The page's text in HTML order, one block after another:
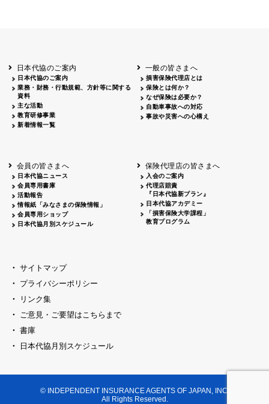
日本代協のご案内
日本代協のご案内
業務・財務・行動規範、方針等に関する
資料
主な活動
教育研修事業
新着情報一覧
一般の皆さまへ
損害保険代理店とは
保険とは何か？
なぜ保険は必要か？
自動車事故への対応
事故や災害への心構え
会員の皆さまへ
日本代協ニュース
会員専用書庫
活動報告
情報紙「みなさまの保険情報」
会員専用ショップ
日本代協月別スケジュール
保険代理店の皆さまへ
入会のご案内
代理店賠責
『日本代協新プラン』
日本代協アカデミー
「損害保険大学課程」
教育プログラム
サイトマップ
プライバシーポリシー
リンク集
ご意見・ご要望はこちらまで
書庫
日本代協月別スケジュール
© INDEPENDENT INSURANCE AGENTS OF JAPAN, INC.
All Rights Reserved.